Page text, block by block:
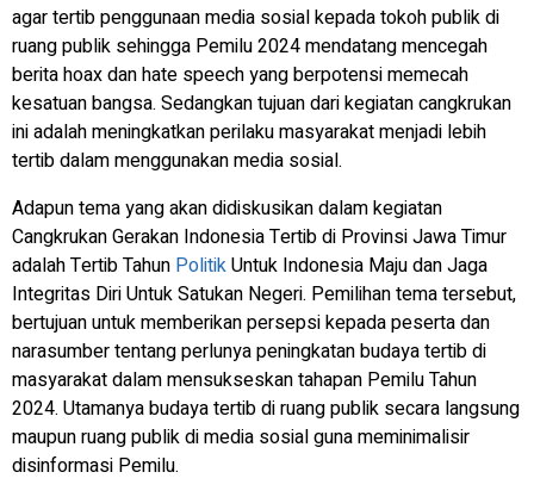
agar tertib penggunaan media sosial kepada tokoh publik di
ruang publik sehingga Pemilu 2024 mendatang mencegah
berita hoax dan hate speech yang berpotensi memecah
kesatuan bangsa. Sedangkan tujuan dari kegiatan cangkrukan
ini adalah meningkatkan perilaku masyarakat menjadi lebih
tertib dalam menggunakan media sosial.
Adapun tema yang akan didiskusikan dalam kegiatan
Cangkrukan Gerakan Indonesia Tertib di Provinsi Jawa Timur
adalah Tertib Tahun PolitikUntuk Indonesia Maju dan Jaga
Integritas Diri Untuk Satukan Negeri. Pemilihan tema tersebut,
bertujuan untuk memberikan persepsi kepada peserta dan
narasumber tentang perlunya peningkatan budaya tertib di
masyarakat dalam mensukseskan tahapan Pemilu Tahun
2024. Utamanya budaya tertib di ruang publik secara langsung
maupun ruang publik di media sosial guna meminimalisir
disinformasi Pemilu.